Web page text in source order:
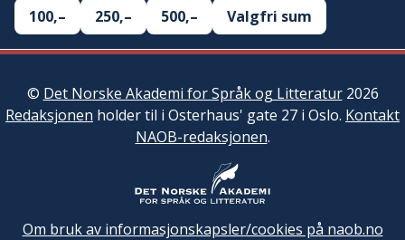
100,–
250,– 500,– Valgfri sum
© Det Norske Akademi for Språk og Litteratur2026
Redaksjonen holder til i Osterhaus' gate 27 i Oslo. Kontakt
NAOB-redaksjonen.
Om bruk av informasjonskapsler/cookies på naob.no